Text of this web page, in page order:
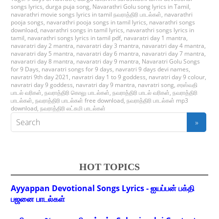
songs lyrics,durga puja song, Navarathri Golu song lyrics in Tamil,
navarathri movie songs lyrics in tamil நவராத்திரி பாடல்கள், navarathri
pooja songs, navarathri pooja songs in tamil lyrics, navarathri songs
download, navarathri songs in tamil lyrics, navarathri songs lyrics in
tamil, navarathri songs lyrics in tamil pdf, navaratri day 1 mantra,
navaratri day 2 mantra, navaratri day 3 mantra, navaratri day 4 mantra,
navaratri day 5 mantra, navaratri day 6 mantra, navaratri day 7 mantra,
navaratri day 8 mantra, navaratri day 9 mantra, Navaratri Golu Songs
for 9 Days, navaratri songs for 9 days, navratri 9 days devi names,
navratri 9th day 2021 , navratri day 1 to 9 goddess, navratri day 9 colour,
navratri day 9 goddess, navratri day 9 mantra, navratri song,சரஸ்வதி
பாடல் வரிகள்,நவராத்திரி கொலு பாடல்கள்,நவராத்திரி பாடல் வரிகள்,நவராத்திரி
பாடல்கள்,நவராத்திரி பாடல்கள் free download,நவராத்திரி பாடல்கள் mp3
download,நவராத்திரி லட்சுமி பாடல்கள்
HOT TOPICS
Ayyappan Devotional Songs Lyrics - ஐயப்பன் பக்தி
பஜனை பாடல்கள்